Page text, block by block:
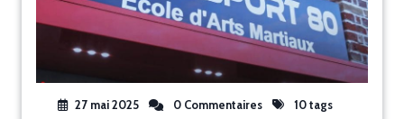
27 mai 2025 0 Commentaires 10 tags